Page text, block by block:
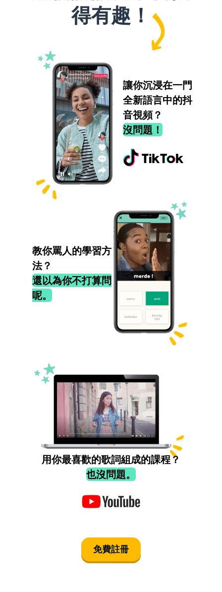
得有趣！
讓你沉浸在一門
全新語言中的抖
音視頻？
沒問題！
教你罵人的學習方
法？
還以為你不打算問
呢。
用你最喜歡的歌詞組成的課程？
也沒問題。
免費註冊